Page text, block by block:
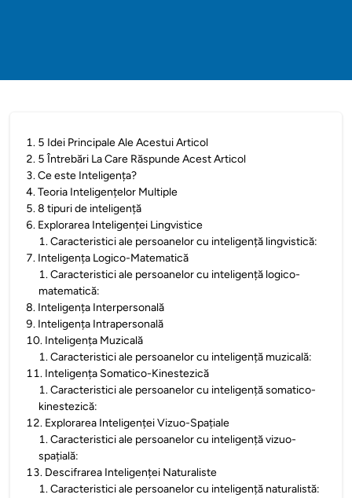
1. 5 Idei Principale Ale Acestui Articol
2. 5 Întrebări La Care Răspunde Acest Articol
3.Ce este Inteligența?
4.Teoria Inteligențelor Multiple
5.8 tipuri de inteligență
6. Explorarea Inteligenței Lingvistice
1.Caracteristici ale persoanelor cu inteligență lingvistică:
7. Inteligența Logico-Matematică
1.Caracteristici ale persoanelor cu inteligență logico-
matematică:
8. Inteligența Interpersonală
9. Inteligența Intrapersonală
10. Inteligența Muzicală
1.Caracteristici ale persoanelor cu inteligență muzicală:
11. Inteligența Somatico-Kinestezică
1.Caracteristici ale persoanelor cu inteligență somatico-
kinestezică:
12. Explorarea Inteligenței Vizuo-Spațiale
1.Caracteristici ale persoanelor cu inteligență vizuo-
spațială:
13. Descifrarea Inteligenței Naturaliste
1.Caracteristici ale persoanelor cu inteligență naturalistă: